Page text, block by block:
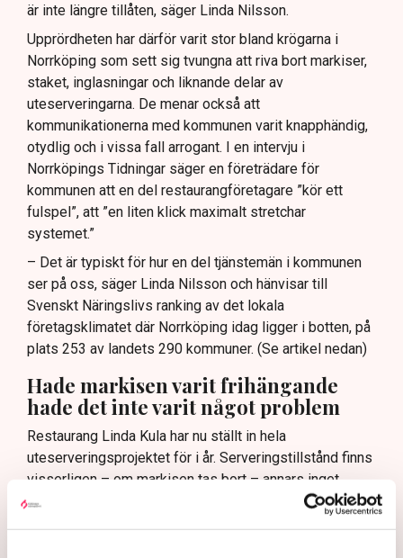
är inte längre tillåten, säger Linda Nilsson.
Upprördheten har därför varit stor bland krögarna i
Norrköping som sett sig tvungna att riva bort markiser,
staket, inglasningar och liknande delar av
uteserveringarna. De menar också att
kommunikationerna med kommunen varit knapphändig,
otydlig och i vissa fall arrogant. I en intervju i
Norrköpings Tidningar säger en företrädare för
kommunen att en del restaurangföretagare ”kör ett
fulspel”, att ”en liten klick maximalt stretchar
systemet.”
– Det är typiskt för hur en del tjänstemän i kommunen
ser på oss, säger Linda Nilsson och hänvisar till
Svenskt Näringslivs ranking av det lokala
företagsklimatet där Norrköping idag ligger i botten, på
plats 253 av landets 290 kommuner. (Se artikel nedan)
Hade markisen varit frihängande
hade det inte varit något problem
Restaurang Linda Kula har nu ställt in hela
uteserveringsprojektet för i år. Serveringstillstånd finns
visserligen – om markisen tas bort – annars inget
tillstånd för uteservering.
– Det blev ju rena utpressningssituationen, säger Linda